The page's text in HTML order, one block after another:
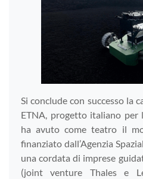
Si conclude con successo la
ETNA, progetto italiano per
ha avuto come teatro il
finanziato dall’Agenzia
una cordata di imprese
(joint venture Thales e